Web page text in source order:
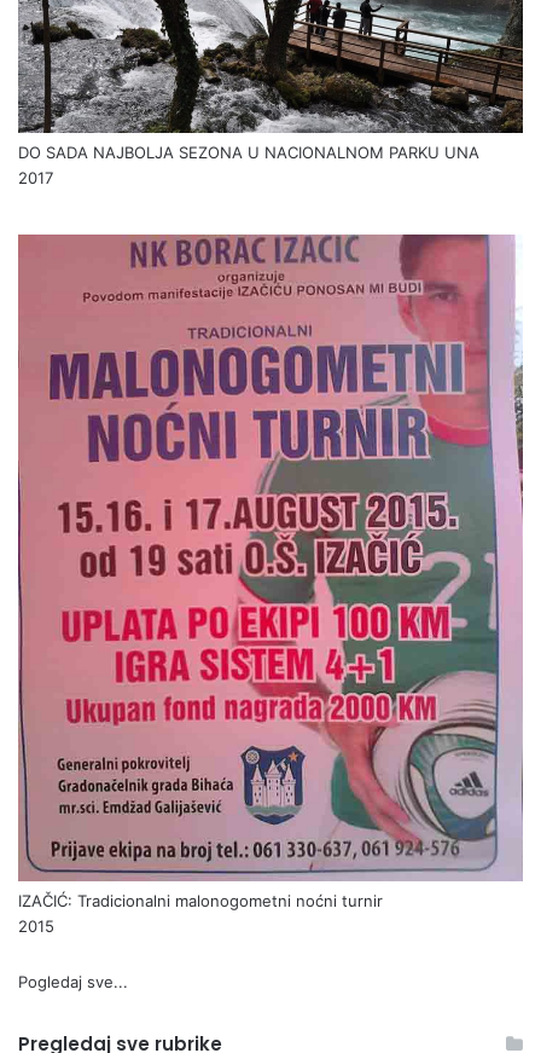
DO SADA NAJBOLJA SEZONA U NACIONALNOM PARKU UNA
2017
IZAČIĆ: Tradicionalni malonogometni noćni turnir
2015
Pogledaj sve...
Pregledaj sve rubrike